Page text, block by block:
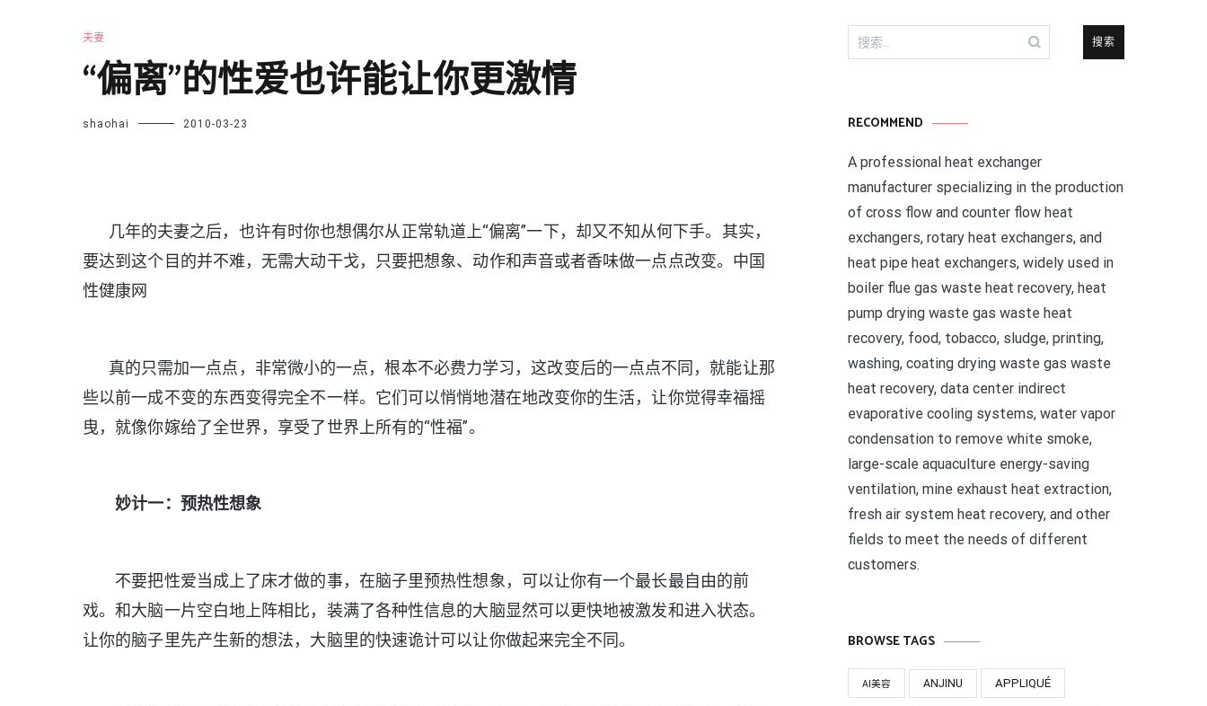
夫妻
“偏离”的性爱也许能让你更激情
shaohai 2010-03-23
几年的夫妻之后，也许有时你也想偶尔从正常轨道上“偏离”一下，却又不知从何下手。其实，
要达到这个目的并不难，无需大动干戈，只要把想象、动作和声音或者香味做一点点改变。中国
性健康网
真的只需加一点点，非常微小的一点，根本不必费力学习，这改变后的一点点不同，就能让那
些以前一成不变的东西变得完全不一样。它们可以悄悄地潜在地改变你的生活，让你觉得幸福摇
曳，就像你嫁给了全世界，享受了世界上所有的“性福”。
妙计一：预热性想象
不要把性爱当成上了床才做的事，在脑子里预热性想象，可以让你有一个最长最自由的前
戏。和大脑一片空白地上阵相比，装满了各种性信息的大脑显然可以更快地被激发和进入状态。
让你的脑子里先产生新的想法，大脑里的快速诡计可以让你做起来完全不同。
搜
索：
RECOMMEND
A professional heat exchanger
manufacturer specializing in the production
of cross flow and counter flow heat
exchangers, rotary heat exchangers, and
heat pipe heat exchangers, widely used in
boiler flue gas waste heat recovery, heat
pump drying waste gas waste heat
recovery, food, tobacco, sludge, printing,
washing, coating drying waste gas waste
heat recovery, data center indirect
evaporative cooling systems, water vapor
condensation to remove white smoke,
large-scale aquaculture energy-saving
ventilation, mine exhaust heat extraction,
fresh air system heat recovery, and other
fields to meet the needs of different
customers.
BROWSE TAGS
AI美容 ANJINU APPLIQUÉ